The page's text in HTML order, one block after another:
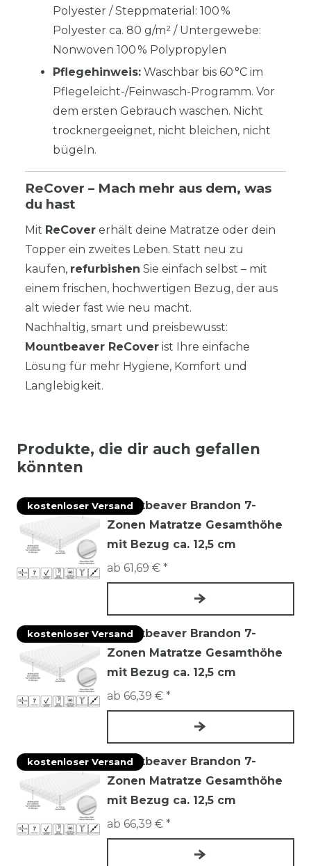
Polyester / Steppmaterial: 100 %
Polyester ca. 80 g/m² / Untergewebe:
Nonwoven 100 % Polypropylen
Pflegehinweis: Waschbar bis 60 °C im
Pflegeleicht-/Feinwasch-Programm. Vor
dem ersten Gebrauch waschen. Nicht
trocknergeeignet, nicht bleichen, nicht
bügeln.
ReCover – Mach mehr aus dem, was
du hast
Mit ReCover erhält deine Matratze oder dein
Topper ein zweites Leben. Statt neu zu
kaufen, refurbishen Sie einfach selbst – mit
einem frischen, hochwertigen Bezug, der aus
alt wieder fast wie neu macht.
Nachhaltig, smart und preisbewusst:
Mountbeaver ReCover ist Ihre einfache
Lösung für mehr Hygiene, Komfort und
Langlebigkeit.
Produkte, die dir auch gefallen
könnten
kostenloser VersandMountbeaver Brandon 7-
Zonen Matratze Gesamthöhe
mit Bezug ca. 12,5 cm
ab 61,69 € *
kostenloser VersandMountbeaver Brandon 7-
Zonen Matratze Gesamthöhe
mit Bezug ca. 12,5 cm
ab 66,39 € *
kostenloser VersandMountbeaver Brandon 7-
Zonen Matratze Gesamthöhe
mit Bezug ca. 12,5 cm
ab 66,39 € *